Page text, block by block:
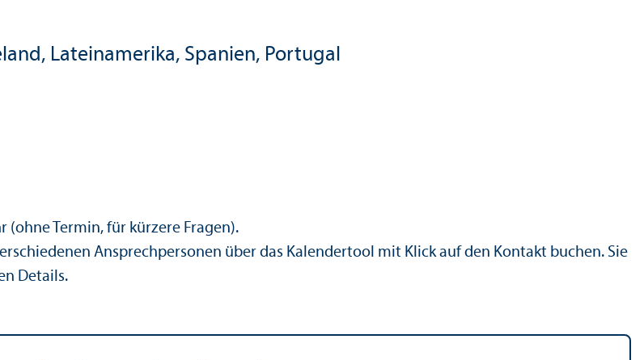
Lateinamerika, Spanien, Portugal
(ohne Termin, für kürzere Fragen).
Ansprechpersonen über das Kalendertool mit Klick auf den Kontakt buchen. Sie
Details.